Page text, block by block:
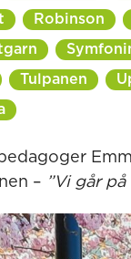
Robinson
Tulpanen
– ”Vi går på